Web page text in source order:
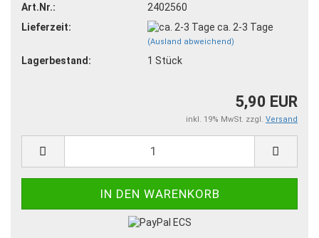
Art.Nr.:
2402560
Lieferzeit:
ca. 2-3 Tage
(Ausland abweichend)
Lagerbestand: 1 Stück
5,90 EUR
inkl. 19% MwSt. zzgl. Versand